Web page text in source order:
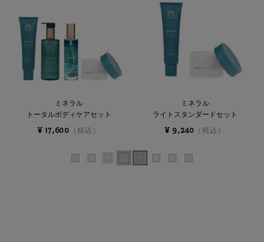
ミネラル
トータルボディケアセット
¥ 17,600 （税込）
ミネラル
ライトスタンダードセット
¥ 9,240 （税込）